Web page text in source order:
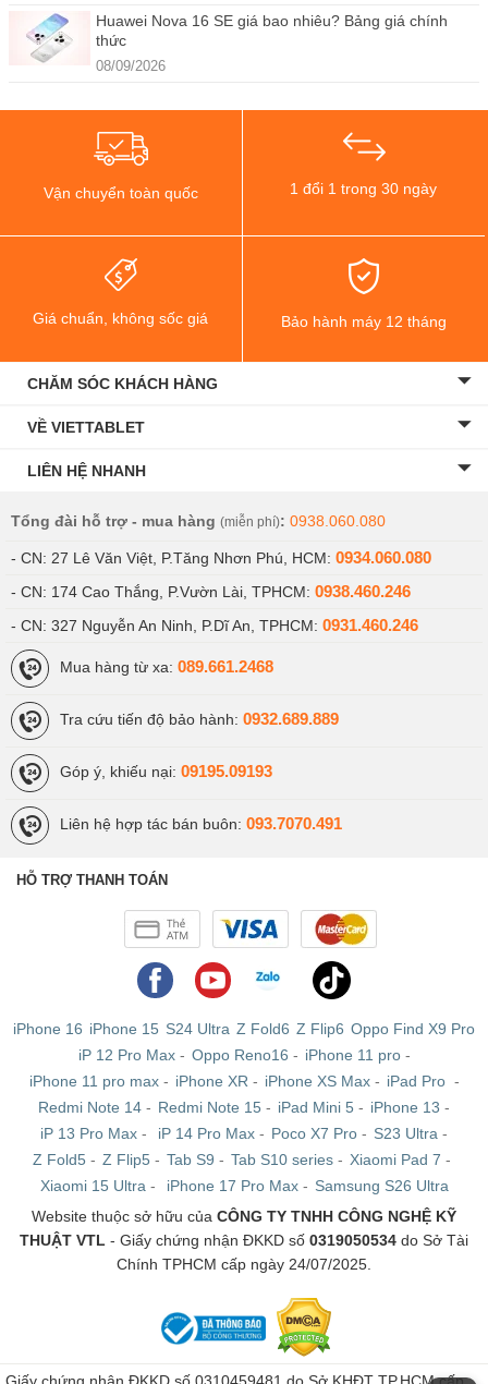
Huawei Nova 16 SE giá bao nhiêu? Bảng giá chính
thức
08/09/2026
Vận chuyển toàn quốc 1 đổi 1 trong 30 ngày
Giá chuẩn, không sốc giá Bảo hành máy 12 tháng
CHĂM SÓC KHÁCH HÀNG
VỀ VIETTABLET
LIÊN HỆ NHANH
Tổng đài hỗ trợ - mua hàng (miễn phí): 0938.060.080
- CN: 27 Lê Văn Việt, P.Tăng Nhơn Phú, HCM: 0934.060.080
- CN: 174 Cao Thắng, P.Vườn Lài, TPHCM: 0938.460.246
- CN: 327 Nguyễn An Ninh, P.Dĩ An, TPHCM: 0931.460.246
Mua hàng từ xa: 089.661.2468
Tra cứu tiến độ bảo hành: 0932.689.889
Góp ý, khiếu nại: 09195.09193
Liên hệ hợp tác bán buôn: 093.7070.491
HỖ TRỢ THANH TOÁN
iPhone 16 iPhone 15 S24 Ultra Z Fold6 Z Flip6 Oppo Find X9 Pro
iP 12 Pro Max- Oppo Reno16 - iPhone 11 pro-
iPhone 11 pro max- iPhone XR - iPhone XS Max- iPad Pro -
Redmi Note 14 - Redmi Note 15 - iPad Mini 5 - iPhone 13 -
iP 13 Pro Max - iP 14 Pro Max - Poco X7 Pro - S23 Ultra -
Z Fold5 - Z Flip5 - Tab S9 - Tab S10 series - Xiaomi Pad 7 -
Xiaomi 15 Ultra - iPhone 17 Pro Max- Samsung S26 Ultra
Website thuộc sở hữu của CÔNG TY TNHH CÔNG NGHỆ KỸ
THUẬT VTL - Giấy chứng nhận ĐKKD số 0319050534 do Sở Tài
Chính TPHCM cấp ngày 24/07/2025.